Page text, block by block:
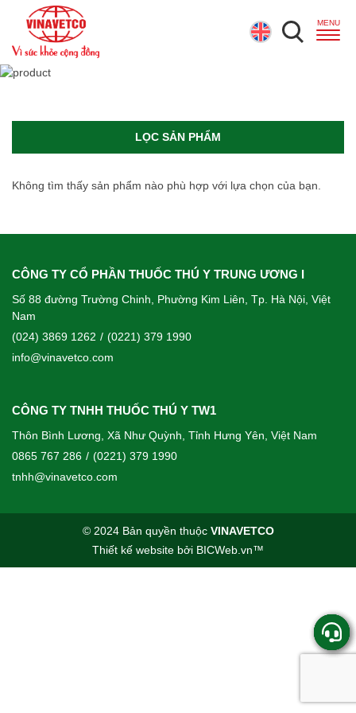
LỌC SẢN PHẨM
Không tìm thấy sản phẩm nào phù hợp với lựa chọn của bạn.
CÔNG TY CỔ PHẦN THUỐC THÚ Y TRUNG ƯƠNG I
Số 88 đường Trường Chinh, Phường Kim Liên, Tp. Hà Nội, Việt
Nam
(024) 3869 1262 / (0221) 379 1990
info@vinavetco.com
CÔNG TY TNHH THUỐC THÚ Y TW1
Thôn Bình Lương, Xã Như Quỳnh, Tỉnh Hưng Yên, Việt Nam
0865 767 286 / (0221) 379 1990
tnhh@vinavetco.com
© 2024 Bản quyền thuộc VINAVETCO
Thiết kế website bởi BICWeb.vn™